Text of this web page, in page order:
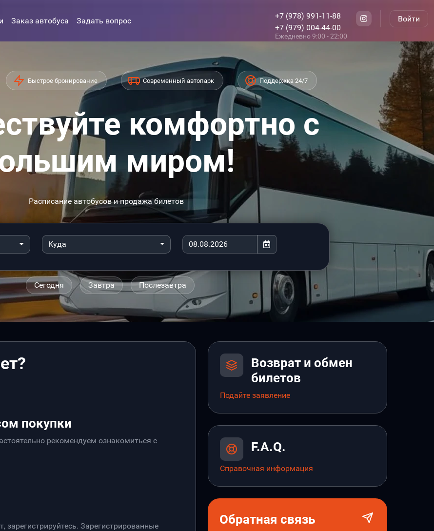
Заказ автобуса Задать вопрос
+7 (978) 991-11-88
+7 (979) 004-44-00
Ежедневно 9:00 - 22:00
Войти
Быстрое бронирование Современный автопарк Поддержка 24/7
комфортно с
миром!
Расписание автобусов и продажа билетов
Куда
Сегодня Завтра Послезавтра
покупки
рекомендуем ознакомиться с
Зарегистрированные
Возврат и обмен
билетов
Подайте заявление
F.A.Q.
Справочная информация
Обратная связь